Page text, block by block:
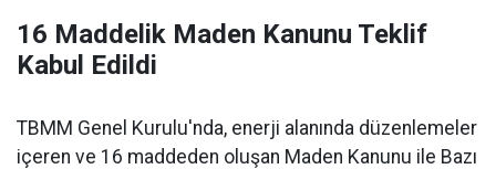
16 Maddelik Maden Kanunu Teklif
Kabul Edildi
TBMM Genel Kurulu'nda, enerji alanında düzenlemeler
içeren ve 16 maddeden oluşan Maden Kanunu ile Bazı